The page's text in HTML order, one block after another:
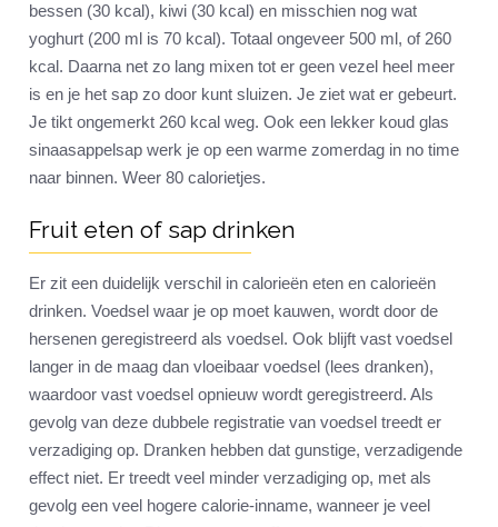
bessen (30 kcal), kiwi (30 kcal) en misschien nog wat
yoghurt (200 ml is 70 kcal). Totaal ongeveer 500 ml, of 260
kcal. Daarna net zo lang mixen tot er geen vezel heel meer
is en je het sap zo door kunt sluizen. Je ziet wat er gebeurt.
Je tikt ongemerkt 260 kcal weg. Ook een lekker koud glas
sinaasappelsap werk je op een warme zomerdag in no time
naar binnen. Weer 80 calorietjes.
Fruit eten of sap drinken
Er zit een duidelijk verschil in calorieën eten en calorieën
drinken. Voedsel waar je op moet kauwen, wordt door de
hersenen geregistreerd als voedsel. Ook blijft vast voedsel
langer in de maag dan vloeibaar voedsel (lees dranken),
waardoor vast voedsel opnieuw wordt geregistreerd. Als
gevolg van deze dubbele registratie van voedsel treedt er
verzadiging op. Dranken hebben dat gunstige, verzadigende
effect niet. Er treedt veel minder verzadiging op, met als
gevolg een veel hogere calorie-inname, wanneer je veel